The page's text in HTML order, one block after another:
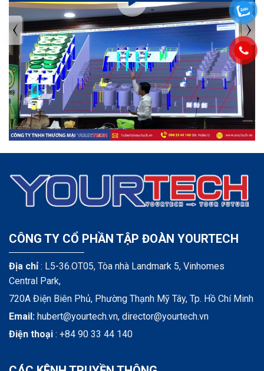
TIN TỨC MỚI NHẤT
Tuyển dụng: Nhân viên KẾ TOÁN
CÔNG TY CỔ PHẦN TẬP ĐOÀN YOURTECH
Địa chỉ: L5-36.OT05, Tòa nhà Landmark 5, Vinhomes
Central Park,
720A Điện Biên Phủ, Phường Thạnh Mỹ Tây, Tp. Hồ Chí Minh
Email: hubert@yourtech.vn, director@yourtech.vn
Điện thoại : +84 90 33 44 140